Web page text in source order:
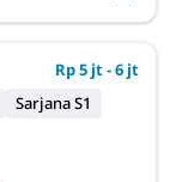
Rp 5 jt - 6 jt
Sarjana S1